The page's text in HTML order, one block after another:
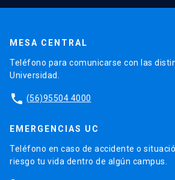
MESA CENTRAL
Teléfono para comunicarse con las
Universidad.
phone (56)95504 4000
EMERGENCIAS UC
Teléfono en caso de accidente o
riesgo tu vida dentro de algún campus.